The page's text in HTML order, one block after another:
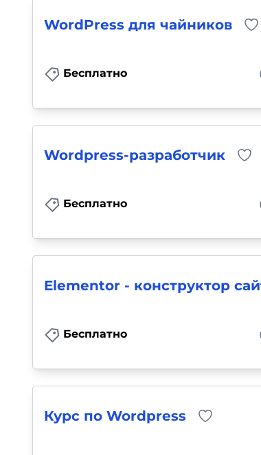
WordPress для чайников
Бесплатно
Wordpress-разработчик
Бесплатно
Elementor - конструктор
Бесплатно
Курс по Wordpress